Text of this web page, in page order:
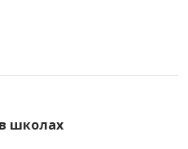
школах